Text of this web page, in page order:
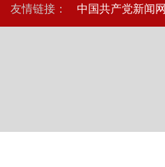
友情链接： 中国共产党新闻网